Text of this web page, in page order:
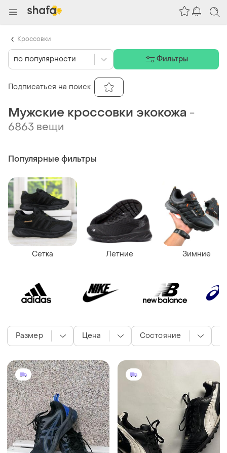
Мужские кроссовки экокожа -
6863 вещи
Популярные фильтры
Сетка Летние Зимние
Размер Цена Состояние
по популярности Фильтры
Подписаться на поиск
Кроссовки